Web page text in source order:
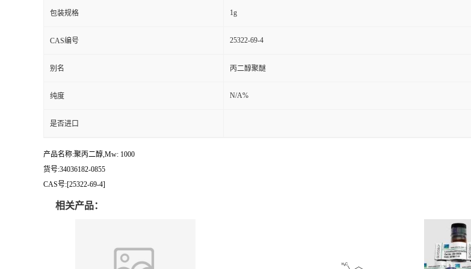
包装规格 1g
CAS编号 25322-69-4
别名 丙二醇聚醚
纯度 N/A%
是否进口
产品名称:聚丙二醇,Mw: 1000
货号:34036182-0855
CAS号:[25322-69-4]
相关产品：